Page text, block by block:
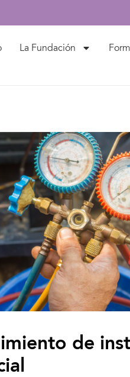
La Fundación
de